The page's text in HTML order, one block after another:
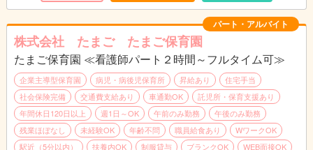
パート・アルバイト
株式会社 たまご たまご保育園
たまご保育園 ≪看護師パート２時間～フルタイム可≫
企業主導型保育園 病児・病後児保育所 昇給あり
住宅手当
社会保険完備
交通費支給あり 車通勤OK
託児所・保育支援あり
年間休日120日以上
週1日～OK 午前のみ勤務
午後のみ勤務
残業ほぼなし
未経験OK 年齢不問 職員給食あり
WワークOK
駅近（5分以内）
扶養内OK 制服貸与 ブランクOK WEB面接OK